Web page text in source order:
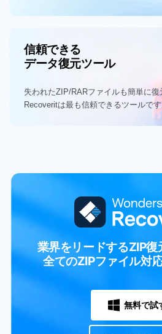
信頼できる
データ復元ツール
失われたZIP/RARファイルも簡単に
Recoveritは最も信頼できるツールで
業界をリードするZIP復
全てのZIPファイル対
無料で試